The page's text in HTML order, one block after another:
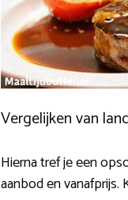
Vergelijken van
Hierna tref je een
aanbod en